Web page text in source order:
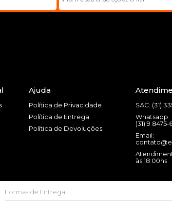
Ajuda
Política de Privacidade
Política de Entrega
Política de Devoluções
SAC: (31)
Whatsapp:
(31) 9 8475-
Email:
às 18:00hs
Formas de Entrega